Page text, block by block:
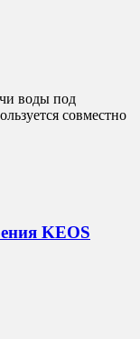
воды под
совместно
KEOS